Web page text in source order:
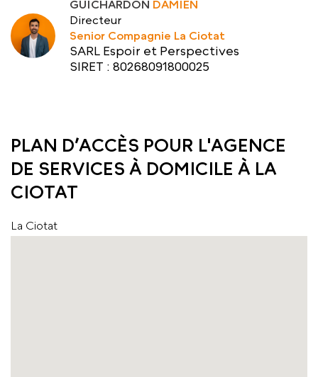
GUICHARDON DAMIEN
Directeur
Senior Compagnie La Ciotat
SARL Espoir et Perspectives
SIRET : 80268091800025
PLAN D’ACCÈS POUR L'AGENCE
DE SERVICES À DOMICILE À LA
CIOTAT
La Ciotat